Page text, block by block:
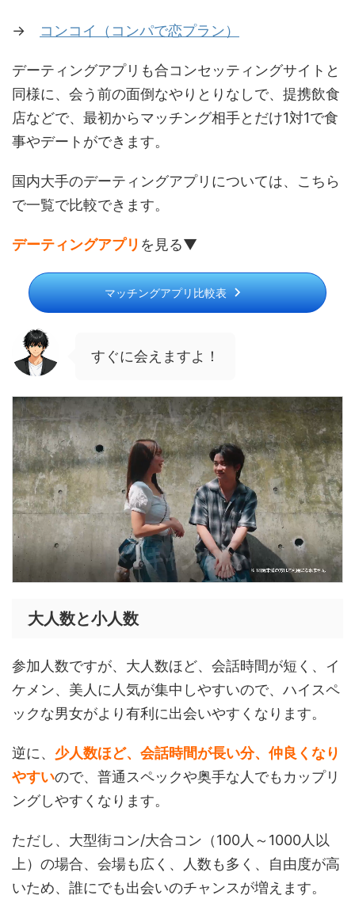
→ コンコイ（コンパで恋プラン）
デーティングアプリも合コンセッティングサイトと
同様に、会う前の面倒なやりとりなしで、提携飲食
店などで、最初からマッチング相手とだけ1対1で食
事やデートができます。
国内大手のデーティングアプリについては、こちら
で一覧で比較できます。
デーティングアプリ を見る▼
マッチングアプリ比較表
すぐに会えますよ！
大人数と小人数
参加人数ですが、大人数ほど、会話時間が短く、イ
ケメン、美人に人気が集中しやすいので、ハイスペ
ックな男女がより有利に出会いやすくなります。
逆に、 少人数ほど、会話時間が長い分、仲良くなり
やすいので、普通スペックや奥手な人でもカップリ
ングしやすくなります。
ただし、大型街コン/大合コン（100人～1000人以
上）の場合、会場も広く、人数も多く、自由度が高
いため、誰にでも出会いのチャンスが増えます。